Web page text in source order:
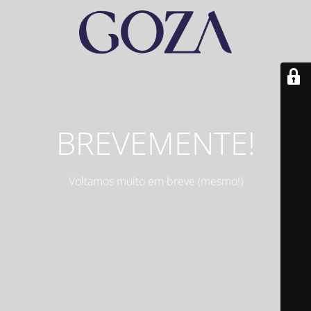
BREVEMENTE!
Voltamos muito em breve (mesmo!)